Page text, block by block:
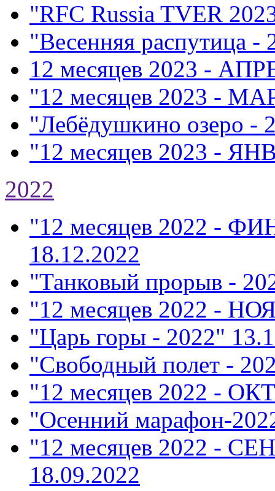
"RFC Russia TVER
"Весенняя распутица -
12 месяцев 2023 -
"12 месяцев 2023 -
"Лебёдушкино озеро -
"12 месяцев 2023 -
2022
"12 месяцев 2022 -
18.12.2022
"Танковый прорыв -
"12 месяцев 2022 -
"Царь горы - 2022"
"Свободный полет -
"12 месяцев 2022 -
"Осенний марафон-
"12 месяцев 2022 -
18.09.2022